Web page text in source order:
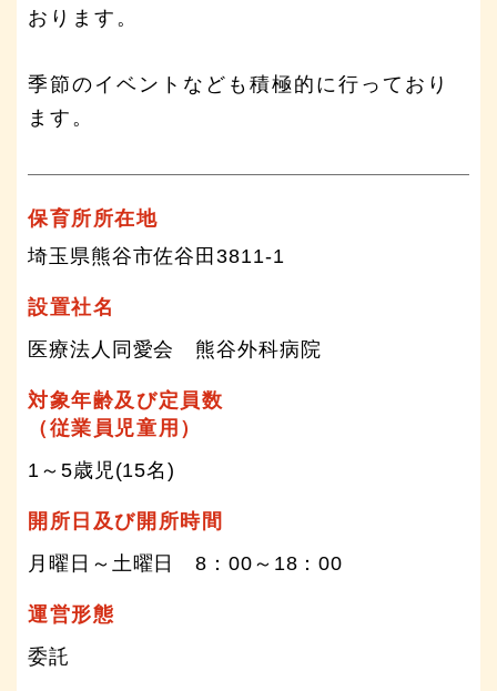
おります。
季節のイベントなども積極的に行っており
ます。
保育所所在地
埼玉県熊谷市佐谷田3811-1
設置社名
医療法人同愛会 熊谷外科病院
対象年齢及び定員数
（従業員児童用）
1～5歳児(15名)
開所日及び開所時間
月曜日～土曜日 8：00～18：00
運営形態
委託